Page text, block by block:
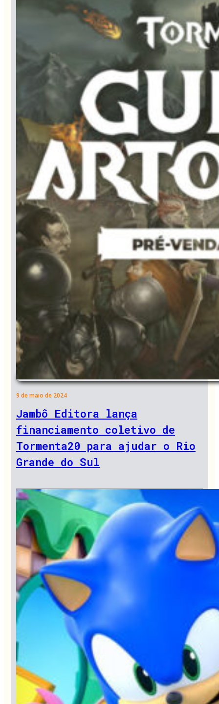
9 de maio de 2024
Jambô Editora lança
financiamento coletivo de
Tormenta20 para ajudar o Rio
Grande do Sul